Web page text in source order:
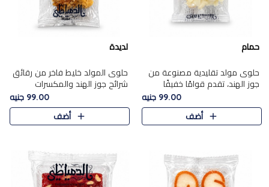
حمام
حلوى مولد تقليدية مصنوعة من
جوز الهند، تقدم قوامًا خفيفًا
ونكهة شرقية أصيلة تجسد روح
الـموسم الأعياد.
99.00 جنيه
أضف
لديدة
حلوى المولد خليط فاخر من رقائق
شرائح جوز الهند والمكسرات
المحمصة، متماسك بشراب حلاوة
الكراميل الخفيفة ليمنحك قرمشة
غنية ومذاقًا شرقيًا أصيلً..
99.00 جنيه
أضف